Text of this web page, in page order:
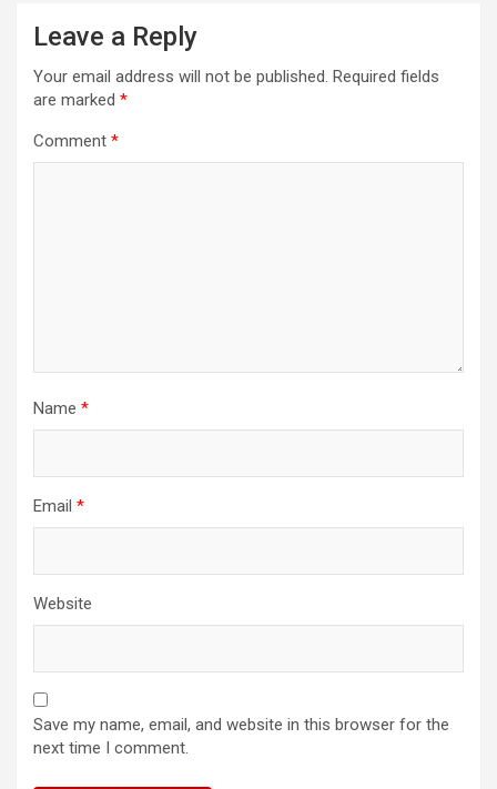
Leave a Reply
Your email address will not be published. Required fields
are marked *
Comment *
Name *
Email *
Website
Save my name, email, and website in this browser for the
next time I comment.